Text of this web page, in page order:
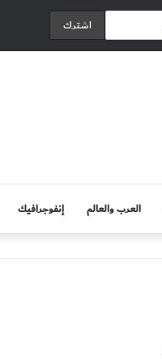
العرب والعالم إنفوجرافيك